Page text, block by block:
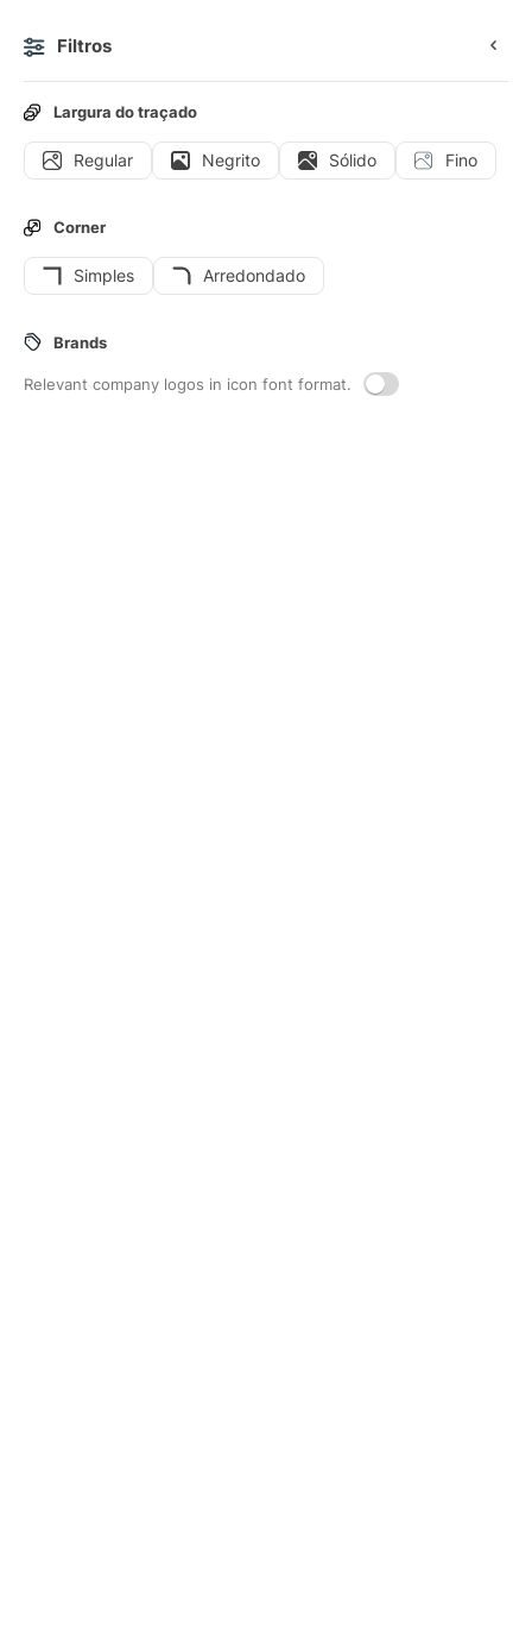
Filtros
Largura do traçado
Regular Negrito Sólido Fino
Corner
Simples Arredondado
Brands
Relevant company logos in icon font format.
Ícones Figurinhas Ícones animados Ícones de